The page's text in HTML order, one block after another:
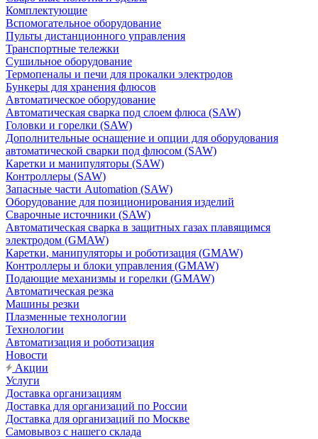
Комплектующие
Вспомогательное оборудование
Пульты дистанционного управления
Транспортные тележки
Сушильное оборудование
Термопеналы и печи для прокалки электродов
Бункеры для хранения флюсов
Автоматическое оборудование
Автоматическая сварка под слоем флюса (SAW)
Головки и горелки (SAW)
Дополнительные оснащение и опции для оборудования
автоматической сварки под флюсом (SAW)
Каретки и манипуляторы (SAW)
Контроллеры (SAW)
Запасные части Automation (SAW)
Оборудование для позиционирования изделий
Сварочные источники (SAW)
Автоматическая сварка в защитных газах плавящимся
электродом (GMAW)
Каретки, манипуляторы и роботизация (GMAW)
Контроллеры и блоки управления (GMAW)
Подающие механизмы и горелки (GMAW)
Автоматическая резка
Машины резки
Плазменные технологии
Технологии
Автоматизация и роботизация
Новости
Акции
Услуги
Доставка организациям
Доставка для организаций по России
Доставка для организаций по Москве
Самовывоз с нашего склада